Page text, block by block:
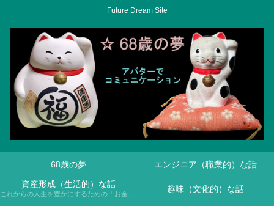
Future Dream Site
68歳の夢
エンジニア（職業的）な話
資産形成（生活的）な話
これからの人生を豊かにするための「お金との付き合い方」について、NISAや投資信託などを通じて学んでいきます。 趣味（文化的）な話